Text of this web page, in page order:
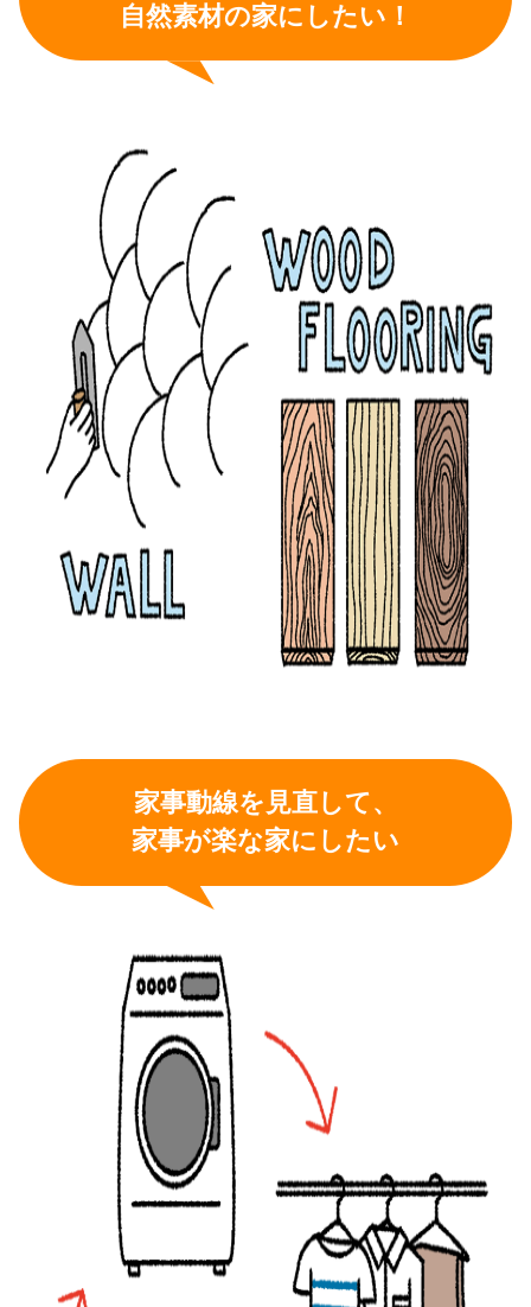
自然素材の家にしたい！
家事動線を見直して、
家事が楽な家にしたい